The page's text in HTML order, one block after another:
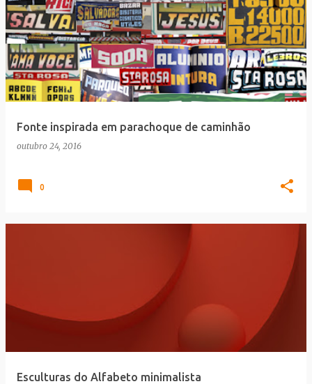
Fonte inspirada em parachoque de caminhão
outubro 24, 2016
0
Esculturas do Alfabeto minimalista